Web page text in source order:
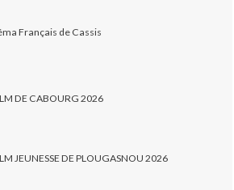
Français de Cassis
DE CABOURG 2026
JEUNESSE DE PLOUGASNOU 2026